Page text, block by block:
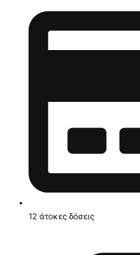
12 άτοκες δόσεις